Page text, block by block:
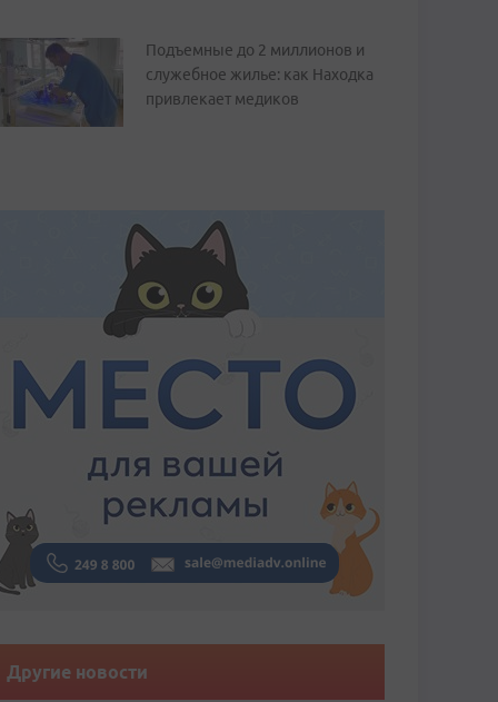
Подъемные до 2 миллионов и
служебное жилье: как Находка
привлекает медиков
Другие новости